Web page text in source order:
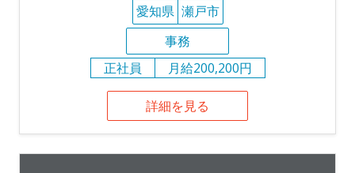
愛知県 瀬戸市
事務
正社員
月給200,200円
詳細を見る